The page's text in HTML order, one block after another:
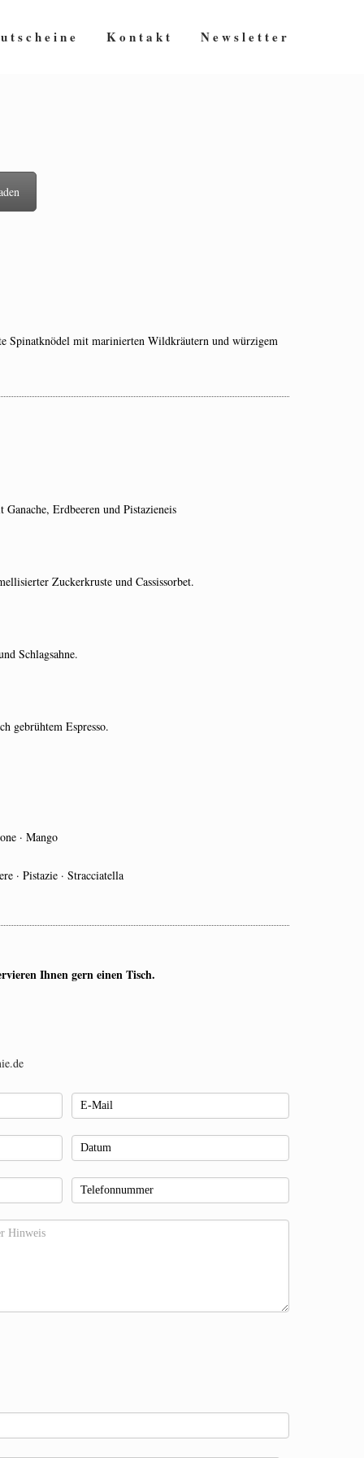
Kontakt Newsletter
Spinatknödel mit marinierten Wildkräutern und würzigem
Erdbeeren und Pistazieneis
Zuckerkruste und Cassissorbet.
Schlagsahne.
gebrühtem Espresso.
· Mango
· Pistazie · Stracciatella
Ihnen gern einen Tisch.